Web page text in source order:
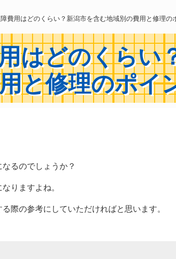
費用はどのくらい？新潟市を含む地域別の費用と修理の
はどのくらい
と修理のポイ
るのでしょうか？
りますよね。
際の参考にしていただければと思います。